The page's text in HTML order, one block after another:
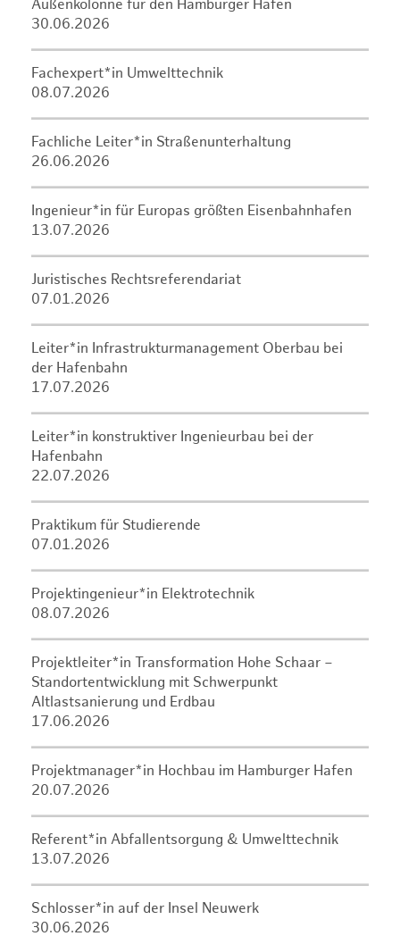
Außenkolonne für den Hamburger Hafen
30.06.2026
Fachexpert*in Umwelttechnik
08.07.2026
Fachliche Leiter*in Straßenunterhaltung
26.06.2026
Ingenieur*in für Europas größten Eisenbahnhafen
13.07.2026
Juristisches Rechtsreferendariat
07.01.2026
Leiter*in Infrastrukturmanagement Oberbau bei
der Hafenbahn
17.07.2026
Leiter*in konstruktiver Ingenieurbau bei der
Hafenbahn
22.07.2026
Praktikum für Studierende
07.01.2026
Projektingenieur*in Elektrotechnik
08.07.2026
Projektleiter*in Transformation Hohe Schaar –
Standortentwicklung mit Schwerpunkt
Altlastsanierung und Erdbau
17.06.2026
Projektmanager*in Hochbau im Hamburger Hafen
20.07.2026
Referent*in Abfallentsorgung & Umwelttechnik
13.07.2026
Schlosser*in auf der Insel Neuwerk
30.06.2026